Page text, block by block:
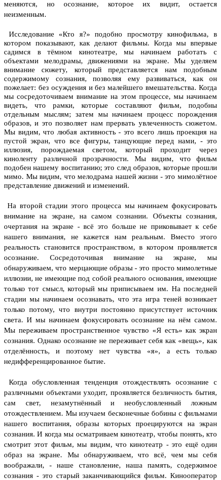
меняются, но осознание, которое их видит, остается
неизменным.
Исследование «Кто я?» подобно просмотру кинофильма, в
котором показывают, как делают фильмы. Когда мы впервые
садимся в тёмном кинотеатре, мы начинаем работать с
объектами мелодрамы, движениями на экране. Мы уделяем
внимание сюжету, который представляется нам подобным
содержимому сознания, позволяя ему развиваться, как он
пожелает: без осуждения и без малейшего вмешательства. Когда
мы сосредоточиваем внимание на этом процессе, мы начинаем
видеть, что рамки, которые составляют фильм, подобны
отдельным мыслям; затем мы начинаем процесс порождения
образов, и это позволяет нам прервать увлеченность сюжетом.
Мы видим, что любая активность - это всего лишь проекция на
пустой экран, что все фигуры, танцующие перед нами, - это
иллюзия, порождаемая светом, который проходит через
киноленту различной прозрачности. Мы видим, что фильм
подобен нашему воспитанию; это след образов, которые прошли
мимо. Мы видим, что мелодрама нашей жизни - это мимолётное
представление движений и изменений.
На второй стадии этого процесса мы начинаем фокусировать
внимание на экране, на самом сознании. Объекты сознания,
очертания на экране - всё это больше не приковывает к себе
нашего внимания, не кажется нам реальным. Вместо этого
реальность становится пространством, в котором проявляется
осознание. Сосредоточивая внимание на экране, мы
обнаруживаем, что мерцающие образы - это просто мимолетные
иллюзии, не имеющие под собой реального основания, имеющие
только тот смысл, который мы приписываем им. На последней
стадии мы начинаем осознавать, что эта игра теней возникает
только потому, что внутри постоянно присутствует источник
света. И мы начинаем фокусировать осознание на нём самом.
Мы переживаем пространственное чувство «Я есть» как экран
сознания. Однако осознание не переживает себя как «вещь», как
отделённость, и поэтому нет чувства «я», а есть только
недифференцированное бытие.
Когда обусловленная тенденция отождествлять осознание с
различными объектами уходит, проявляется безличность бытия,
сам свет, незамутнённый и необусловленный ложным
отождествлением. Мы изучаем бесконечные бобины с фильмами
нашего воспитания, образы которых проецируются на экран
сознания. И когда мы осматриваем кинотеатр, чтобы понять, кто
смотрит этот фильм, мы видим, что кинотеатр - это ещё один
образ на экране.
Мы обнаруживаем, что всё, чем мы себя
воображали, - наше становление, наша память, содержимое
сознания - это старый заканчивающийся фильм. Кинооператор